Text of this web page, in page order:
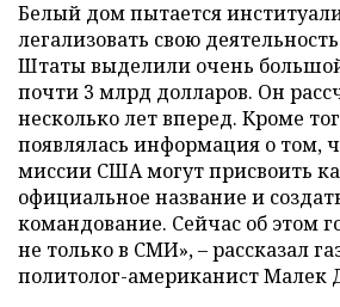
Белый дом пытается
легализовать свою
Штаты выделили очень
почти 3 млрд долларов. Он
несколько лет вперед. Кроме
появлялась информация о том,
миссии США могут присвоить
официальное название и
командование. Сейчас об этом
не только в СМИ», – рассказал
политолог-американист Малек